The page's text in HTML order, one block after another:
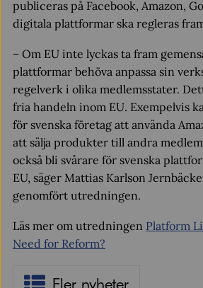
publiceras på Facebook, Amazon,
digitala plattformar ska regleras
– Om EU inte lyckas ta fram
plattformar behöva anpassa sin
regelverk i olika medlemsstater.
fria handeln inom EU. Exempelvis
för svenska företag att använda
att sälja produkter till andra
också bli svårare för svenska
EU, säger Mattias Karlson
genomfört utredningen.
Läs mer om utredningen Platform
Need for Reform?
Fler nyheter